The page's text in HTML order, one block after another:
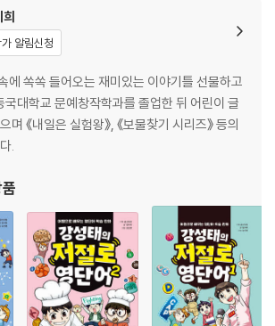
달쏭 영단어 퍼즐
의 특별한 사인 76
로 연결하기
을 함께 먹는 사이 96
희
알림신청
에 쏙쏙 들어오는 재미있는 이야기틀 선물하고
국대학교 문예창작학과를 졸업한 뒤 어린이 글
며 《내일은 실험왕》, 《보물찾기 시리즈》 등의
.